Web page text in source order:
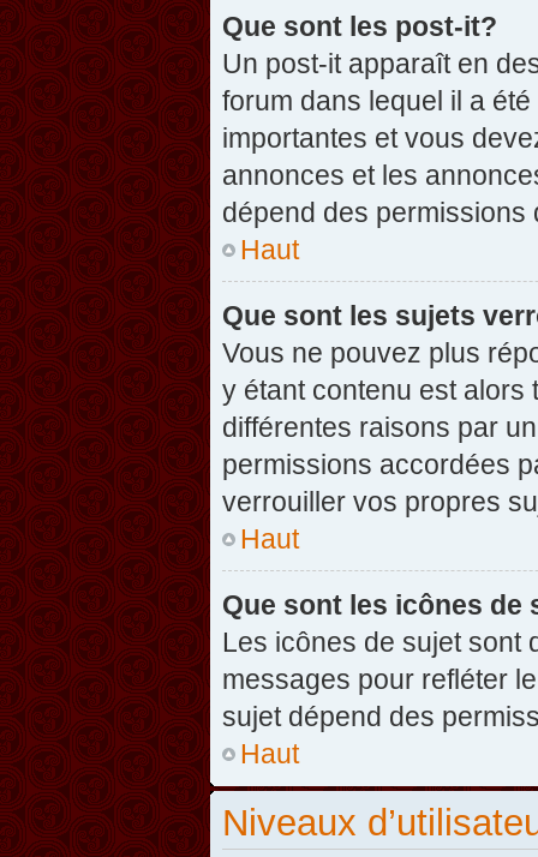
Que sont les post-it?
Un post-it apparaît en
forum dans lequel il a
importantes et vous
annonces et les
dépend des permissions
Haut
Que sont les sujets
Vous ne pouvez plus
y étant contenu est alors
différentes raisons par
permissions accordées
verrouiller vos propres
Haut
Que sont les icônes de
Les icônes de sujet sont
messages pour refléter
sujet dépend des
Haut
Niveaux